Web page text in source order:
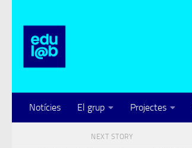
Notícies El grup Projectes
NEXT STORY